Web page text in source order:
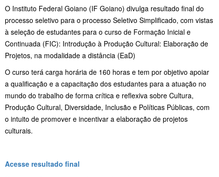
O Instituto Federal Goiano (IF Goiano) divulga resultado final do
processo seletivo para o processo Seletivo Simplificado, com vistas
à seleção de estudantes para o curso de Formação Inicial e
Continuada (FIC): Introdução à Produção Cultural: Elaboração de
Projetos, na modalidade a distância (EaD)
O curso terá carga horária de 160 horas e tem por objetivo apoiar
a qualificação e a capacitação dos estudantes para a atuação no
mundo do trabalho de forma crítica e reflexiva sobre Cultura,
Produção Cultural, Diversidade, Inclusão e Políticas Públicas, com
o intuito de promover e incentivar a elaboração de projetos
culturais.
Acesse resultado final